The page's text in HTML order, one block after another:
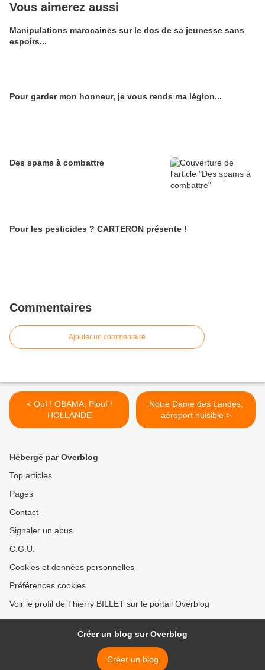
Vous aimerez aussi
Manipulations marocaines sur le dos de sa jeunesse sans
espoirs...
Pour garder mon honneur, je vous rends ma légion...
Des spams à combattre
Pour les pesticides ? CARTERON présente !
Commentaires
Ajouter un commentaire
< Ouf ! OBAMA, Plouf !
HOLLANDE
Notre Dame des Landes,
aéroport nuisible >
Hébergé par Overblog
Top articles
Pages
Contact
Signaler un abus
C.G.U.
Cookies et données personnelles
Préférences cookies
Voir le profil de Thierry BILLET sur le portail Overblog
Créer un blog sur Overblog
Créer un blog